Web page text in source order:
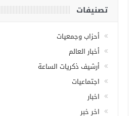
تصنيفات
أحزاب وجمعيات
أخبار العالم
أرشيف ذكريات الساعة
اجتماعيات
اخبار
اخر خبر